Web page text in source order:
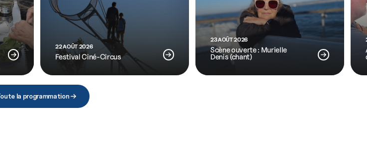
22 AOÛT 2026
Festival Ciné-Circus
23 AOÛT 2026
Scène ouverte : Murielle
Denis (chant)
la programmation